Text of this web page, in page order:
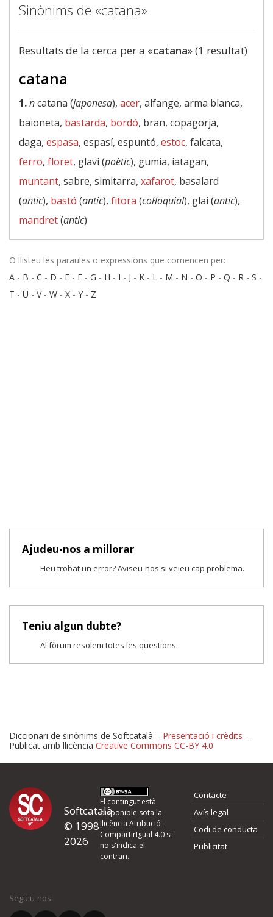
Sinònims de «catana»
Resultats de la cerca per a «catana» (1 resultat)
catana
1.ncatana (japonesa), acer, alfange, arma blanca,
baioneta, bastarda, bordó, bran, copagorja,
daga, espasa, espasí, espuntó, estoc, falcata,
ferro, floret, glavi (poètic), gumia, iatagan,
muntant, sabre, simitarra, xafarot, basalard
(antic), bastó (antic), fitora (col·loquial), glai (antic),
mandret(antic)
O llisteu les paraules o expressions que comencen per:
A - B - C - D - E - F - G - H - I - J - K - L - M - N - O - P - Q - R - S -
T - U - V- W - X - Y - Z
Ajudeu-nos a millorar
Heu trobat un error? Aviseu-nos si veieu cap problema.
Teniu algun dubte?
Al fòrum resolem totes les qüestions.
Proposeu-nos millores o
d'errors
Si heu trobat un error o voleu proposar alguna millora, ompliu els
quina és la millora que proposeu o l'error del qual voleu informar-
Diccionari de sinònims de Softcatalà – Presentació i crèdits –
Publicat amb llicència Creative Commons CC-BY 4.0
Softcatalà
© 1998-
2026
El contingut està
disponible sota la
llicènciaAtribució -
CompartirIgual 4.0 si
no s'indica el
contrari.
Contacte
Avís legal
Codi de conducta
Publicitat
Seguiu-nos